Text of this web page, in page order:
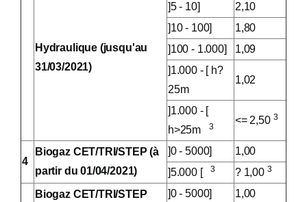
Hydraulique (jusqu'au
31/03/2021)
]5 - 10]
2,10
]10 - 100]
1,80
]100 - 1.000]
1,09
]1.000 - [ h?
25m
1,02
]1.000 - [
h>25m
3
<= 2,50 3
4
Biogaz CET/TRI/STEP (à
partir du 01/04/2021)
]0 - 5000]
1,00
]5.000 [3 ? 1,00 3
Biogaz CET/TRI/STEP
]0 - 5000]
1,00